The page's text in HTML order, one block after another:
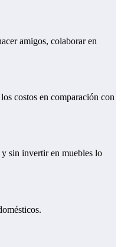
amigos, colaborar en
costos en comparación con
sin invertir en muebles lo